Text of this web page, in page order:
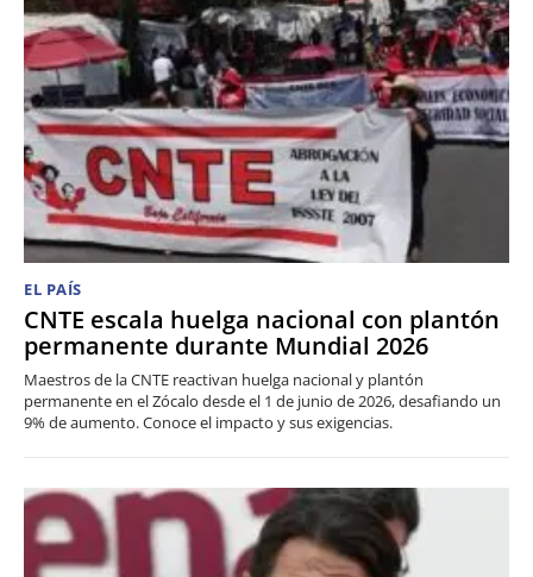
EL PAÍS
CNTE escala huelga nacional con plantón
permanente durante Mundial 2026
Maestros de la CNTE reactivan huelga nacional y plantón
permanente en el Zócalo desde el 1 de junio de 2026, desafiando un
9% de aumento. Conoce el impacto y sus exigencias.